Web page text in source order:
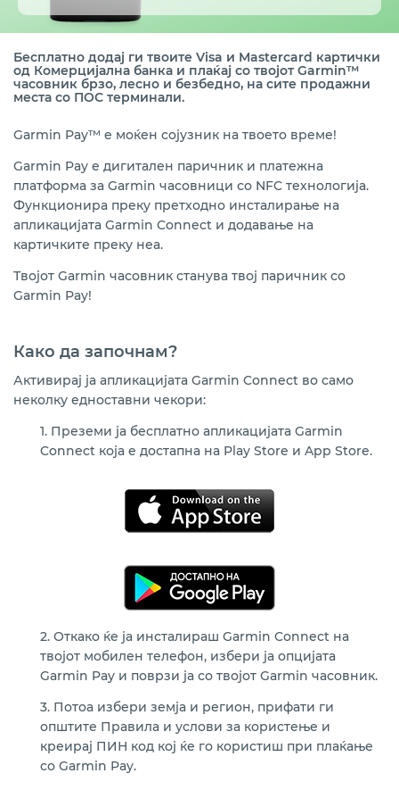
Помош и поддршка
Бесплатно додај ги твоите Visa и Mastercard картички
од Комерцијална банка и плаќај со твојот Garmin™
часовник брзо, лесно и безбедно, на сите продажни
места со ПОС терминали.
Garmin Pay™ е моќен сојузник на твоето време!
Garmin Pay е дигитален паричник и платежна
платформа за Garmin часовници со NFC технологија.
Функционира преку претходно инсталирање на
апликацијата Garmin Connect и додавање на
картичките преку неа.
Твојот Garmin часовник станува твој паричник со
Garmin Pay!
Како да започнам?
Активирај ја апликацијата Garmin Connect во само
неколку едноставни чекори:
1. Преземи ја бесплатно апликацијата Garmin
Connect која е достапна на Play Store и App Store.
2. Откако ќе ја инсталираш Garmin Connect на
твојот мобилен телефон, избери ја опцијата
Garmin Pay и поврзи ја со твојот Garmin часовник.
3. Потоа избери земја и регион, прифати ги
општите Правила и услови за користење и
креирај ПИН код кој ќе го користиш при плаќање
со Garmin Pay.